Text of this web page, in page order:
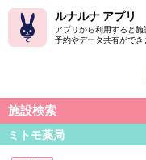
ルナルナ アプリ
アプリから利用すると施
予約やデータ共有ができ
施設検索
ミトモ薬局